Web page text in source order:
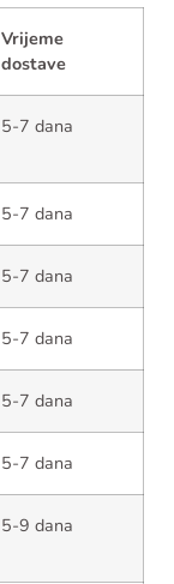
Vrijeme
dostave
5-7 dana
5-7 dana
5-7 dana
5-7 dana
5-7 dana
5-7 dana
5-9 dana